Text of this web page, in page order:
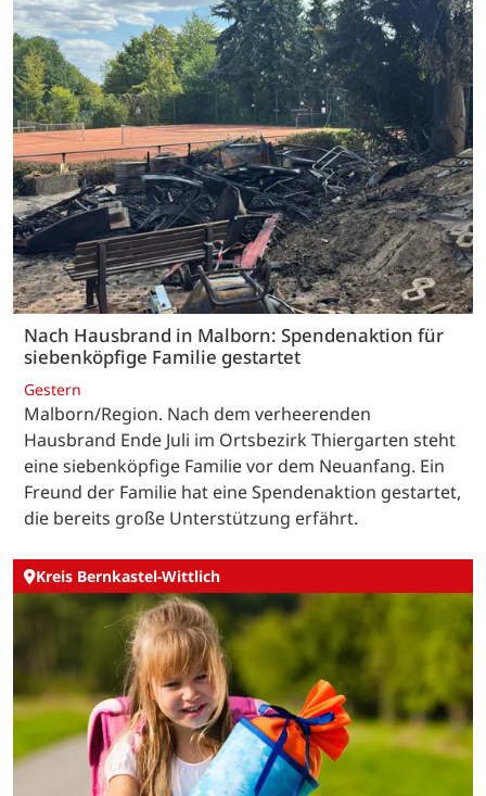
Nach Hausbrand in Malborn: Spendenaktion für
siebenköpfige Familie gestartet
Gestern
Malborn/Region. Nach dem verheerenden
Hausbrand Ende Juli im Ortsbezirk Thiergarten steht
eine siebenköpfige Familie vor dem Neuanfang. Ein
Freund der Familie hat eine Spendenaktion gestartet,
die bereits große Unterstützung erfährt.
Kreis Bernkastel-Wittlich